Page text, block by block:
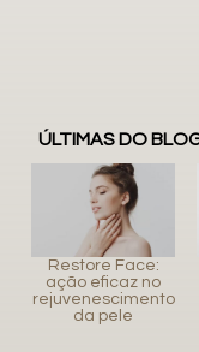
ÚLTIMAS DO
Restore Face:
ação eficaz no
rejuvenescimento
da pele